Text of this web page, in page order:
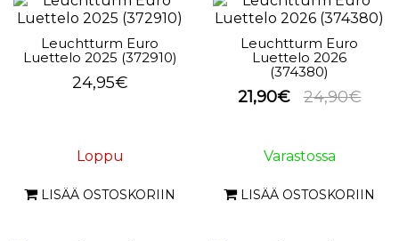
Leuchtturm Euro
Luettelo 2025 (372910)
24,95€
Loppu
LISÄÄ OSTOSKORIIN
Leuchtturm Euro
Luettelo 2026
(374380)
21,90€ 24,90€
Varastossa
LISÄÄ OSTOSKORIIN